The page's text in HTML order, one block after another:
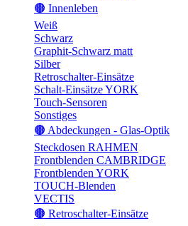
🟤 Innenleben
Weiß
Schwarz
Graphit-Schwarz matt
Silber
Retroschalter-Einsätze
Schalt-Einsätze YORK
Touch-Sensoren
Sonstiges
🟤 Abdeckungen - Glas-Optik
Steckdosen RAHMEN
Frontblenden CAMBRIDGE
Frontblenden YORK
TOUCH-Blenden
VECTIS
🟤 Retroschalter-Einsätze